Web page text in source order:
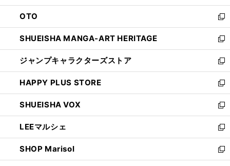
ウ
で
開
く
ン
ド
ウ
で
開
く
OTO
新
し
い
ウ
ィ
ン
ド
ウ
で
開
く
SHUEISHA MANGA-ART HERITAGE
新
し
い
ウ
ィ
ン
ド
ウ
で
開
く
ジャンプキャラクターズストア
新
し
い
ウ
ィ
ン
ド
ウ
で
開
HAPPY PLUS STORE
新
し
い
ウ
ィ
ン
ド
ウ
SHUEISHA VOX
新
し
い
ウ
ィ
ン
LEEマルシェ
新
し
い
ウ
SHOP Marisol
新
し